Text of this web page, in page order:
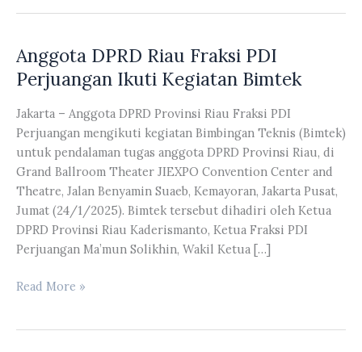
Anggota DPRD Riau Fraksi PDI
Perjuangan Ikuti Kegiatan Bimtek
Jakarta – Anggota DPRD Provinsi Riau Fraksi PDI
Perjuangan mengikuti kegiatan Bimbingan Teknis (Bimtek)
untuk pendalaman tugas anggota DPRD Provinsi Riau, di
Grand Ballroom Theater JIEXPO Convention Center and
Theatre, Jalan Benyamin Suaeb, Kemayoran, Jakarta Pusat,
Jumat (24/1/2025). Bimtek tersebut dihadiri oleh Ketua
DPRD Provinsi Riau Kaderismanto, Ketua Fraksi PDI
Perjuangan Ma’mun Solikhin, Wakil Ketua […]
Anggota
Read More »